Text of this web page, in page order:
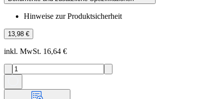
Hinweise zur Produktsicherheit
13,98 €
inkl. MwSt. 16,64 €